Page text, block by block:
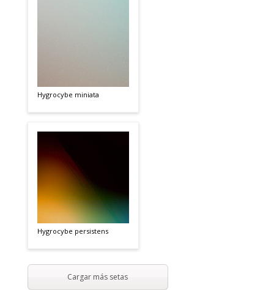
Hygrocybe miniata
Hygrocybe persistens
Cargar más setas